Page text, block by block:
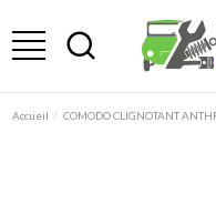
Accueil COMODO CLIGNOTANT